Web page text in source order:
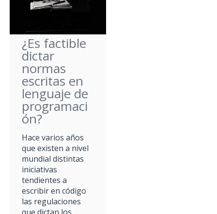
¿Es factible
dictar
normas
escritas en
lenguaje de
programaci
ón?
Hace varios años
que existen a nivel
mundial distintas
iniciativas
tendientes a
escribir en código
las regulaciones